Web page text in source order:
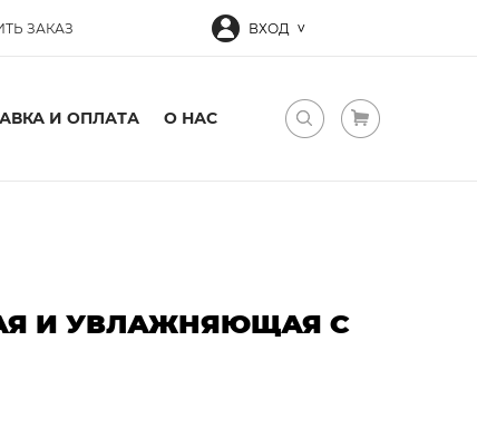
ЗАКАЗ ВХОД
И ОПЛАТА О НАС
И УВЛАЖНЯЮЩАЯ С